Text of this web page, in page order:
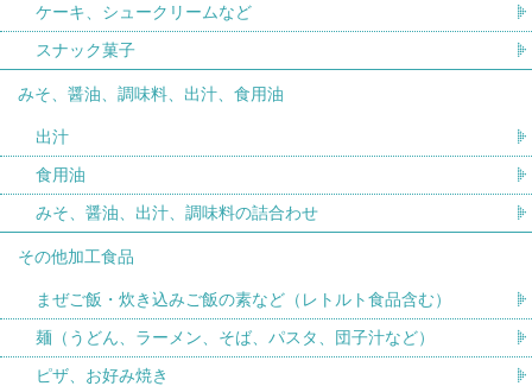
ケーキ、シュークリームなど
スナック菓子
みそ、醤油、調味料、出汁、食用油
出汁
食用油
みそ、醤油、出汁、調味料の詰合わせ
その他加工食品
まぜご飯・炊き込みご飯の素など（レトルト食品含む）
麺（うどん、ラーメン、そば、パスタ、団子汁など）
ピザ、お好み焼き